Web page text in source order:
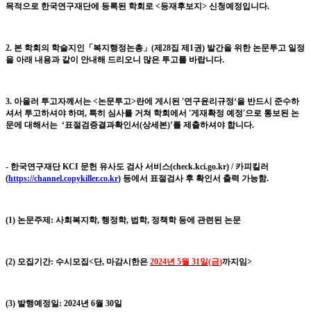
목적으로 한국연구재단에 등록된 학회로 <등재후보지> 신청예정입니다.
2. 본 학회의 학술지인 「복지행정논총 」 (제28집 제1 권) 발간을 위한 논문투고 일정
을 아래 내용과 같이 안내해 드리오니 많은 투고를 바랍니다.
3. 아울러 투고자께서는 <논문투고>란에 게시된 '연구윤리규정‘을 반드시 준수하
셔서 투고하셔야 하며, 특히 심사를 거쳐 학회에서 '게재확정 예정'으로 통보된 논
문에 대해서는 ‘표절검증결과확인서(상세본)’를 제출하셔야 합니다.
- 한국연구재단KCI 문헌 유사도 검사 서비스(check.kci.go.kr) /카피킬러
(https://channel.copykiller.co.kr) 등에서 표절검사 후 확인서 출력 가능함.
(1) 논문주제: 사회복지학, 행정학, 법학, 정책학 등에 관련된 논문
(2) 모집기간: 수시모집<단, 마감시한은 2024년 5월 31 일(금)까지임>
(3) 발행예정일: 2024년 6월 30일